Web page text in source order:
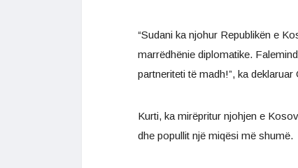
“Sudani ka njohur Republikën e
marrëdhënie diplomatike.
partneriteti të madh!”, ka deklaruar
Kurti, ka mirëpritur njohjen e
dhe popullit një miqësi më shumë.